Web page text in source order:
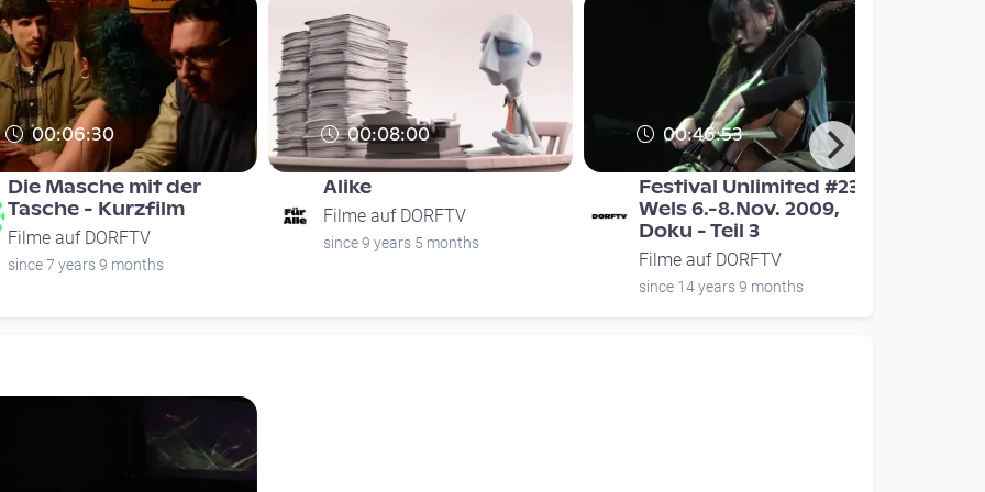
00:06:30
Die Masche mit der
Tasche - Kurzfilm
Filme auf DORFTV
since 7 years 9 months
00:08:00
Alike
Filme auf DORFTV
since 9 years 5 months
00:46:53
Festival Unlimited #23 /
Wels 6.-8.Nov. 2009,
Doku - Teil 3
Filme auf DORFTV
since 14 years 9 months